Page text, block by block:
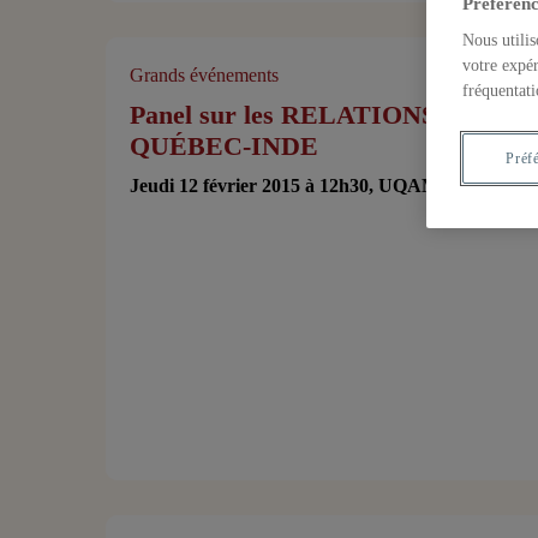
Grands événements
Panel sur les RELATIONS
QUÉBEC-INDE
Jeudi 12 février 2015 à 12h30, UQAM
Nous
votre